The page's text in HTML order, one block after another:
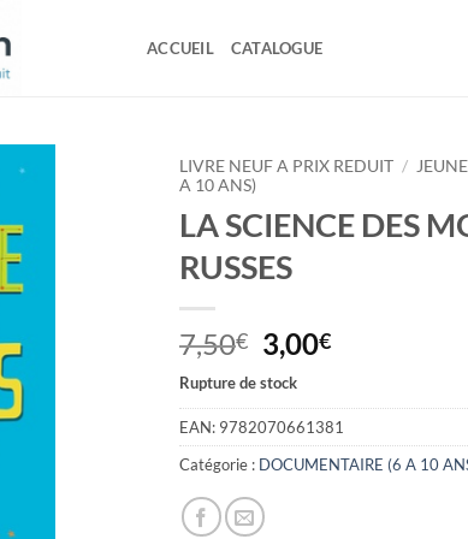
ACCUEIL CATALOGUE
LIVRE NEUF A PRIX REDUIT /
A 10 ANS)
LA SCIENCE DES
RUSSES
7,50€ Le
prix
initial
était :
7,50€.
3,00€Le
actuel
est :
3,00€.
Rupture de stock
EAN: 9782070661381
Catégorie : DOCUMENTAIRE (6 A 10